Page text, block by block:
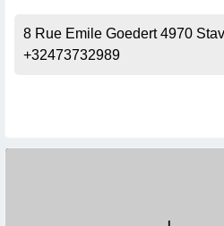
8 Rue Emile Goedert 4970
+32473732989